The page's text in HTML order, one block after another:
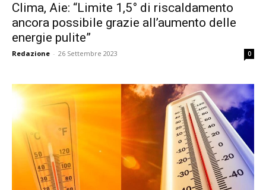
Clima, Aie: “Limite 1,5° di riscaldamento
ancora possibile grazie all’aumento delle
energie pulite”
Redazione - 26 Settembre 2023 0